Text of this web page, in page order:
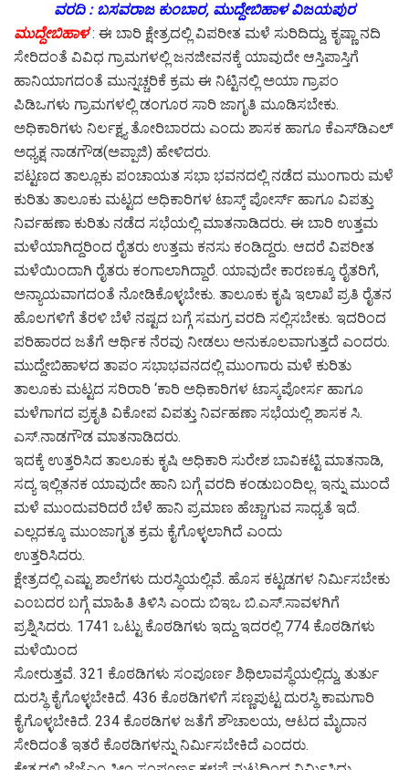
ವರದಿ : ಬಸವರಾಜ ಕುಂಬಾರ, ಮುದ್ದೇಬಿಹಾಳ ವಿಜಯಪುರ
ಮುದ್ದೇಬಿಹಾಳ: ಈ ಬಾರಿ ಕ್ಷೇತ್ರದಲ್ಲಿ ವಿಪರೀತ ಮಳೆ ಸುರಿದಿದ್ದು, ಕೃಷ್ಣಾ ನದಿ
ಸೇರಿದಂತೆ ವಿವಿಧ ಗ್ರಾಮಗಳಲ್ಲಿ ಜನಜೀವನಕ್ಕೆ ಯಾವುದೇ ಆಸ್ತಿಪಾಸ್ತಿಗೆ
ಹಾನಿಯಾಗದಂತೆ ಮುನ್ನಚ್ಚರಿಕೆ ಕ್ರಮ ಈ ನಿಟ್ಟಿನಲ್ಲಿ ಅಯಾ ಗ್ರಾಪಂ
ಪಿಡಿಒಗಳು ಗ್ರಾಮಗಳಲ್ಲಿ ಡಂಗೂರ ಸಾರಿ ಜಾಗೃತಿ ಮೂಡಿಸಬೇಕು.
ಅಧಿಕಾರಿಗಳು ನಿರ್ಲಕ್ಷ್ಯ ತೋರಿಬಾರದು ಎಂದು ಶಾಸಕ ಹಾಗೂ ಕೆಎಸ್‌ಡಿಎಲ್
ಅಧ್ಯಕ್ಷ ನಾಡಗೌಡ(ಅಪ್ಪಾಜಿ) ಹೇಳಿದರು.
ಪಟ್ಟಣದ ತಾಲ್ಲೂಕು ಪಂಚಾಯತ ಸಭಾ ಭವನದಲ್ಲಿ ನಡೆದ ಮುಂಗಾರು ಮಳೆ
ಕುರಿತು ತಾಲೂಕು ಮಟ್ಟದ ಅಧಿಕಾರಿಗಳ ಟಾಸ್ಕ್ ಪೋರ್ಸ್ ಹಾಗೂ ವಿಪತ್ತು
ನಿರ್ವಹಣಾ ಕುರಿತು ನಡೆದ ಸಭೆಯಲ್ಲಿ ಮಾತನಾಡಿದರು. ಈ ಬಾರಿ ಉತ್ತಮ
ಮಳೆಯಾಗಿದ್ದರಿಂದ ರೈತರು ಉತ್ತಮ ಕನಸು ಕಂಡಿದ್ದರು. ಆದರೆ ವಿಪರೀತ
ಮಳೆಯಿಂದಾಗಿ ರೈತರು ಕಂಗಾಲಾಗಿದ್ದಾರೆ. ಯಾವುದೇ ಕಾರಣಕ್ಕೂ ರೈತರಿಗೆ,
ಅನ್ಯಾಯವಾಗದಂತೆ ನೋಡಿಕೊಳ್ಳಬೇಕು. ತಾಲೂಕು ಕೃಷಿ ಇಲಾಖೆ ಪ್ರತಿ ರೈತನ
ಹೊಲಗಳಿಗೆ ತೆರಳಿ ಬೆಳೆ ನಷ್ಟದ ಬಗ್ಗೆ ಸಮಗ್ರ ವರದಿ ಸಲ್ಲಿಸಬೇಕು. ಇದರಿಂದ
ಪರಿಹಾರದ ಜತೆಗೆ ಆರ್ಥಿಕ ನೆರವು ನೀಡಲು ಅನುಕೂಲವಾಗುತ್ತದೆ ಎಂದರು.
ಮುದ್ದೇಬಿಹಾಳದ ತಾಪಂ ಸಭಾಭವನದಲ್ಲಿ ಮುಂಗಾರು ಮಳೆ ಕುರಿತು
ತಾಲೂಕು ಮಟ್ಟದ ಸರಿರಾರಿ ‘ಕಾರಿ ಅಧಿಕಾರಿಗಳ ಟಾಸ್ಕಪೋರ್ಸ ಹಾಗೂ
ಮಳೆಗಾಗದ ಪ್ರಕೃತಿ ವಿಕೋಪ ವಿಪತ್ತು ನಿರ್ವಹಣಾ ಸಭೆಯಲ್ಲಿ ಶಾಸಕ ಸಿ.
ಎಸ್.ನಾಡಗೌಡ ಮಾತನಾಡಿದರು.
ಇದಕ್ಕೆ ಉತ್ತರಿಸಿದ ತಾಲೂಕು ಕೃಷಿ ಅಧಿಕಾರಿ ಸುರೇಶ ಬಾವಿಕಟ್ಟಿ ಮಾತನಾಡಿ,
ಸದ್ಯ ಇಲ್ಲಿತನಕ ಯಾವುದೇ ಹಾನಿ ಬಗ್ಗೆ ವರದಿ ಕಂಡುಬಂದಿಲ್ಲ. ಇನ್ನು ಮುಂದೆ
ಮಳೆ ಮುಂದುವರಿದರೆ ಬೆಳೆ ಹಾನಿ ಪ್ರಮಾಣ ಹೆಚ್ಚಾಗುವ ಸಾಧ್ಯತೆ ಇದೆ.
ಎಲ್ಲದಕ್ಕೂ ಮುಂಜಾಗೃತ ಕ್ರಮ ಕೈಗೊಳ್ಳಲಾಗಿದೆ ಎಂದು
ಉತ್ತರಿಸಿದರು.
ಕ್ಷೇತ್ರದಲ್ಲಿ ಎಷ್ಟು ಶಾಲೆಗಳು ದುರಸ್ಥಿಯಲ್ಲಿವೆ. ಹೊಸ ಕಟ್ಟಡಗಳ ನಿರ್ಮಿಸಬೇಕು
ಎಂಬದರ ಬಗ್ಗೆ ಮಾಹಿತಿ ತಿಳಿಸಿ ಎಂದು ಬಿಇಒ ಬಿ.ಎಸ್.ಸಾವಳಗಿಗೆ
ಪ್ರಶ್ನಿಸಿದರು. 1741 ಒಟ್ಟು ಕೊಠಡಿಗಳು ಇದ್ದು ಇದರಲ್ಲಿ 774 ಕೊಠಡಿಗಳು
ಮಳೆಯಿಂದ
ಸೋರುತ್ತವೆ. 321 ಕೊಠಡಿಗಳು ಸಂಪೂರ್ಣ ಶಿಥಿಲಾವಸ್ಥೆಯಲ್ಲಿದ್ದು, ತುರ್ತು
ದುರಸ್ಥಿ ಕೈಗೊಳ್ಳಬೇಕಿದೆ. 436 ಕೊಠಡಿಗಳಿಗೆ ಸಣ್ಣಪುಟ್ಟ ದುರಸ್ಥಿ ಕಾಮಗಾರಿ
ಕೈಗೊಳ್ಳಬೇಕಿದೆ. 234 ಕೊಠಡಿಗಳ ಜತೆಗೆ ಶೌಚಾಲಯ, ಆಟದ ಮೈದಾನ
ಸೇರಿದಂತೆ ಇತರೆ ಕೊಠಡಿಗಳನ್ನು ನಿರ್ಮಿಸಬೇಕಿದೆ ಎ೦ದರು.